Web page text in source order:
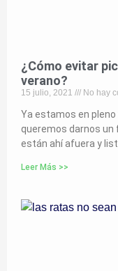
¿Cómo evitar
verano?
15 julio, 2021 No hay
Ya estamos en
queremos darnos
están ahí afuera y
Leer Más >>